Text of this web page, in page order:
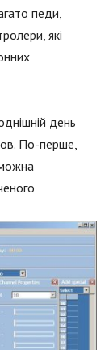
педи,
які
день
По-перше,